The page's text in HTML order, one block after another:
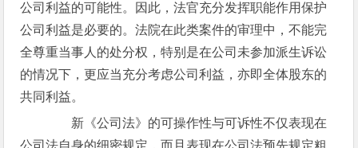
公司利益的可能性。因此，法官充分发挥职能作用保护
公司利益是必要的。法院在此类案件的审理中，不能完
全尊重当事人的处分权，特别是在公司未参加派生诉讼
的情况下，更应当充分考虑公司利益，亦即全体股东的
共同利益。
新《公司法》的可操作性与可诉性不仅表现在
公司法自身的细密规定，而且表现在公司法预先规定粗